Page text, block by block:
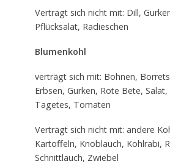
Verträgt sich nicht mit: Dill,
Pflücksalat, Radieschen
Blumenkohl
verträgt sich mit: Bohnen,
Erbsen, Gurken, Rote Bete,
Tagetes, Tomaten
Verträgt sich nicht mit: andere
Kartoffeln, Knoblauch, Kohlrabi,
Schnittlauch, Zwiebel